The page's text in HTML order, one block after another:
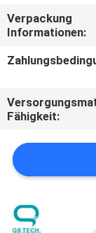
TRETEN
SIE
UNS
IN
Verpackung
Informationen:
Fähigkeit: